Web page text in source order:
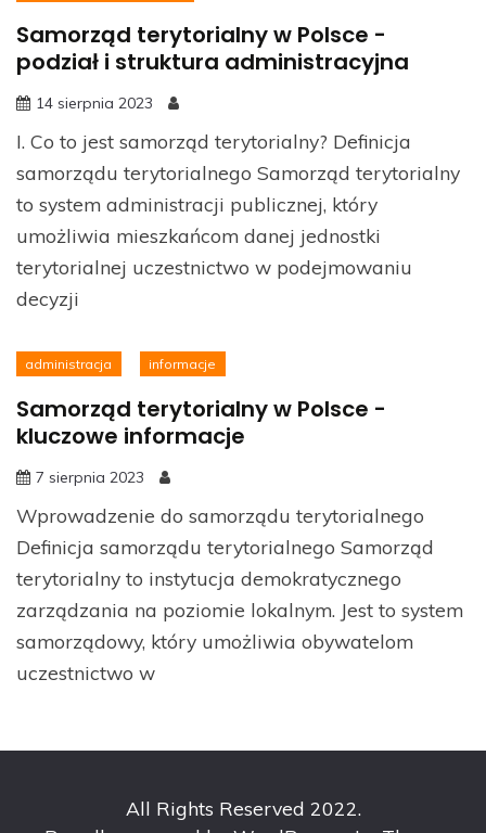
Samorząd terytorialny w Polsce -
podział i struktura administracyjna
14 sierpnia 2023
I. Co to jest samorząd terytorialny? Definicja
samorządu terytorialnego Samorząd terytorialny
to system administracji publicznej, który
umożliwia mieszkańcom danej jednostki
terytorialnej uczestnictwo w podejmowaniu
decyzji
administracja informacje
Samorząd terytorialny w Polsce -
kluczowe informacje
7 sierpnia 2023
Wprowadzenie do samorządu terytorialnego
Definicja samorządu terytorialnego Samorząd
terytorialny to instytucja demokratycznego
zarządzania na poziomie lokalnym. Jest to system
samorządowy, który umożliwia obywatelom
uczestnictwo w
All Rights Reserved 2022.